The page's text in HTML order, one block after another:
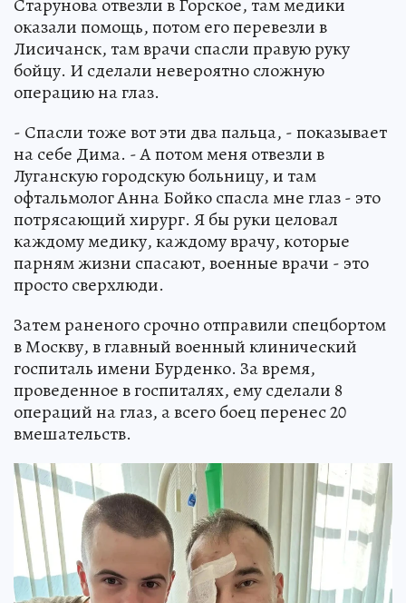
оказали помощь, потом его перевезли в
Лисичанск, там врачи спасли правую руку
бойцу. И сделали невероятно сложную
операцию на глаз.
- Спасли тоже вот эти два пальца, - показывает
на себе Дима. - А потом меня отвезли в
Луганскую городскую больницу, и там
офтальмолог Анна Бойко спасла мне глаз - это
потрясающий хирург. Я бы руки целовал
каждому медику, каждому врачу, которые
парням жизни спасают, военные врачи - это
просто сверхлюди.
Затем раненого срочно отправили спецбортом
в Москву, в главный военный клинический
госпиталь имени Бурденко. За время,
проведенное в госпиталях, ему сделали 8
операций на глаз, а всего боец перенес 20
вмешательств.